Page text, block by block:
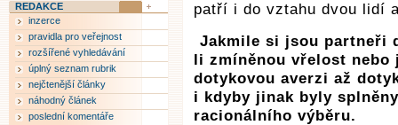
patří i do vztahu dvou lidí
Jakmile si jsou partneři
li zmíněnou vřelost nebo
dotykovou averzi až
i kdyby jinak byly
racionálního výběru.
REDAKCE
inzerce
pravidla pro veřejnost
rozšířené vyhledávání
úplný seznam rubrik
nejčtenější články
náhodný článek
poslední komentáře